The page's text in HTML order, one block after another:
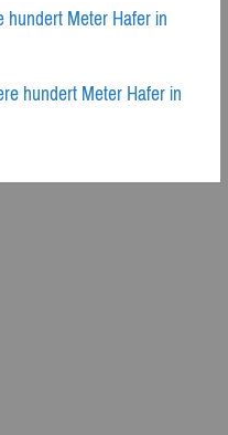
hundert Meter Hafer in
hundert Meter Hafer in